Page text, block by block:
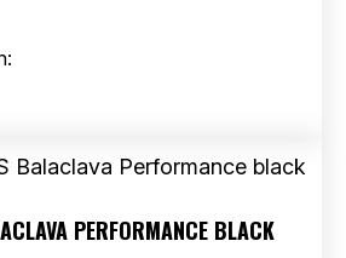
PERFORMANCE BLACK